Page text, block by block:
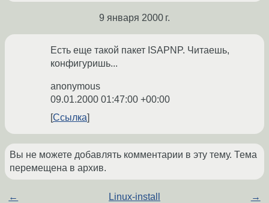
9 января 2000 г.
Есть еще такой пакет ISAPNP. Читаешь,
конфигуришь...
anonymous
09.01.2000 01:47:00 +00:00
Ссылка
Вы не можете добавлять комментарии в эту тему. Тема
перемещена в архив.
← Linux-install →